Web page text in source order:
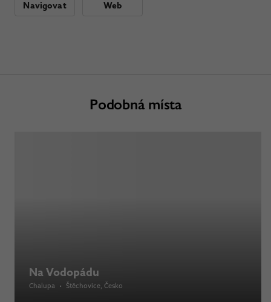
Navigovat Web
Podobná místa
Na Vodopádu
Chalupa • Štěchovice , Česko